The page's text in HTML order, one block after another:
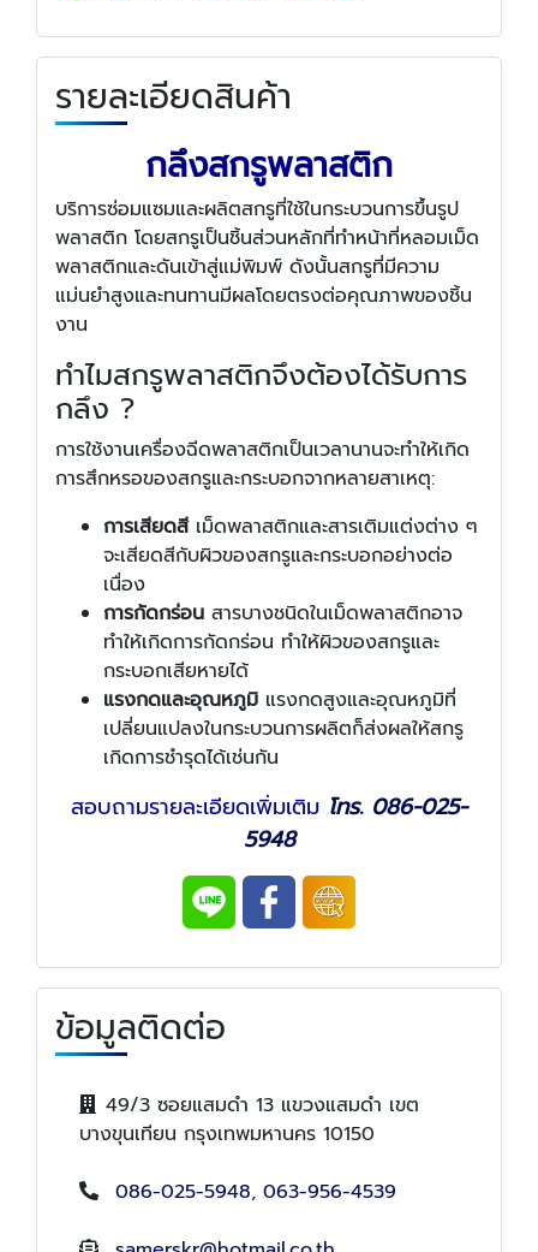
รายละเอียดสินค้า
กลึงสกรูพลาสติก
บริการซ่อมแซมและผลิตสกรูที่ใช้ในกระบวนการขึ้นรูป
พลาสติก โดยสกรูเป็นชิ้นส่วนหลักที่ทำหน้าที่หลอมเม็ด
พลาสติกและดันเข้าสู่แม่พิมพ์ ดังนั้นสกรูที่มีความ
แม่นยำสูงและทนทานมีผลโดยตรงต่อคุณภาพของชิ้น
งาน
ทำไมสกรูพลาสติกจึงต้องได้รับการ
กลึง ?
การใช้งานเครื่องฉีดพลาสติกเป็นเวลานานจะทำให้เกิด
การสึกหรอของสกรูและกระบอกจากหลายสาเหตุ:
การเสียดสีเม็ดพลาสติกและสารเติมแต่งต่าง ๆ
จะเสียดสีกับผิวของสกรูและกระบอกอย่างต่อ
เนื่อง
การกัดกร่อน สารบางชนิดในเม็ดพลาสติกอาจ
ทำให้เกิดการกัดกร่อน ทำให้ผิวของสกรูและ
กระบอกเสียหายได้
แรงกดและอุณหภูมิ แรงกดสูงและอุณหภูมิที่
เปลี่ยนแปลงในกระบวนการผลิตก็ส่งผลให้สกรู
เกิดการชำรุดได้เช่นกัน
สอบถามรายละเอียดเพิ่มเติม โทร. 086-025-
5948
ข้อมูลติดต่อ
49/3 ซอยแสมดำ 13 แขวงแสมดำ เขต
บางขุนเทียน กรุงเทพมหานคร 10150
086-025-5948, 063-956-4539